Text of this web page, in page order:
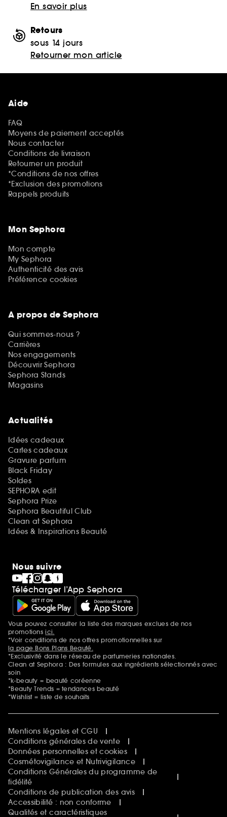
En savoir plus
Retours
sous 14 jours
Retourner mon article
Aide
FAQ
Moyens de paiement acceptés
Nous contacter
Conditions de livraison
Retourner un produit
*Conditions de nos offres
*Exclusion des promotions
Rappels produits
Mon Sephora
Mon compte
My Sephora
Authenticité des avis
Préférence cookies
A propos de Sephora
Qui sommes-nous ?
Carrières
Nos engagements
Découvrir Sephora
Sephora Stands
Magasins
Actualités
Idées cadeaux
Cartes cadeaux
Gravure parfum
Black Friday
Soldes
SEPHORA edit
Sephora Prize
Sephora Beautiful Club
Clean at Sephora
Idées & Inspirations Beauté
Nous suivre
Télécharger l’App Sephora
Mentions additionnelles
Vous pouvez consulter la liste des marques exclues de nos
promotionsici.
*Voir conditions de nos offres promotionnelles sur
la page Bons Plans Beauté.
*Exclusivité dans le réseau de parfumeries nationales.
Clean at Sephora : Des formules aux ingrédients sélectionnés avec
soin
*k-beauty = beauté coréenne
*Beauty Trends = tendances beauté
*Wishlist = liste de souhaits
Mentions légales et CGU
Conditions générales de vente
Données personnelles et cookies
Cosmétovigilance et Nutrivigilance
Conditions Générales du programme de
fidélité
Conditions de publication des avis
Accessibilité : non conforme
Qualités et caractéristiques